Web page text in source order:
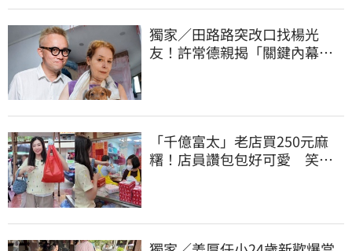
獨家／田路路突改口找楊光
友！許常德親揭「關鍵內幕」
「千億富太」老店買250元麻
糬！店員讚包包好可愛 笑